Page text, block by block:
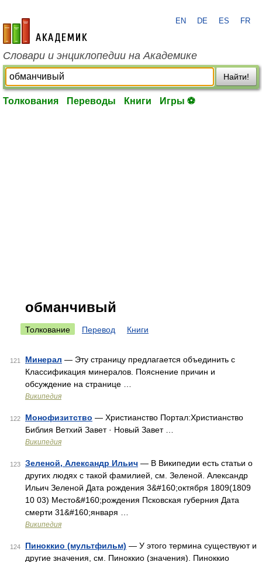
academic.ru
EN DE ES FR
Словари и энциклопедии на Академике
Найти!
Толкования Переводы Книги Игры ⚽
обманчивый
Толкование Перевод Книги
121 Минерал — Эту страницу предлагается объединить с
Классификация минералов. Пояснение причин и
обсуждение на странице …
Википедия
122 Монофизитство — Христианство Портал:Христианство
Библия Ветхий Завет · Новый Завет …
Википедия
123 Зеленой, Александр Ильич — В Википедии есть статьи о
других людях с такой фамилией, см. Зеленой. Александр
Ильич Зеленой Дата рождения 3&#160;октября 1809(1809
10 03) Место&#160;рождения Псковская губерния Дата
смерти 31&#160;января …
Википедия
124 Пиноккио (мультфильм) — У этого термина существуют и
другие значения, см. Пиноккио (значения). Пиноккио